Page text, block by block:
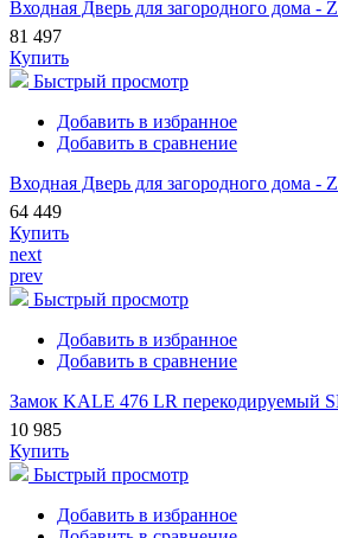
Входная Дверь для загородного дома -
81 497
Купить
Быстрый просмотр
Добавить в избранное
Добавить в сравнение
Входная Дверь для загородного дома -
64 449
Купить
next
prev
Быстрый просмотр
Добавить в избранное
Добавить в сравнение
Замок KALE 476 LR перекодируемый
10 985
Купить
Быстрый просмотр
Добавить в избранное